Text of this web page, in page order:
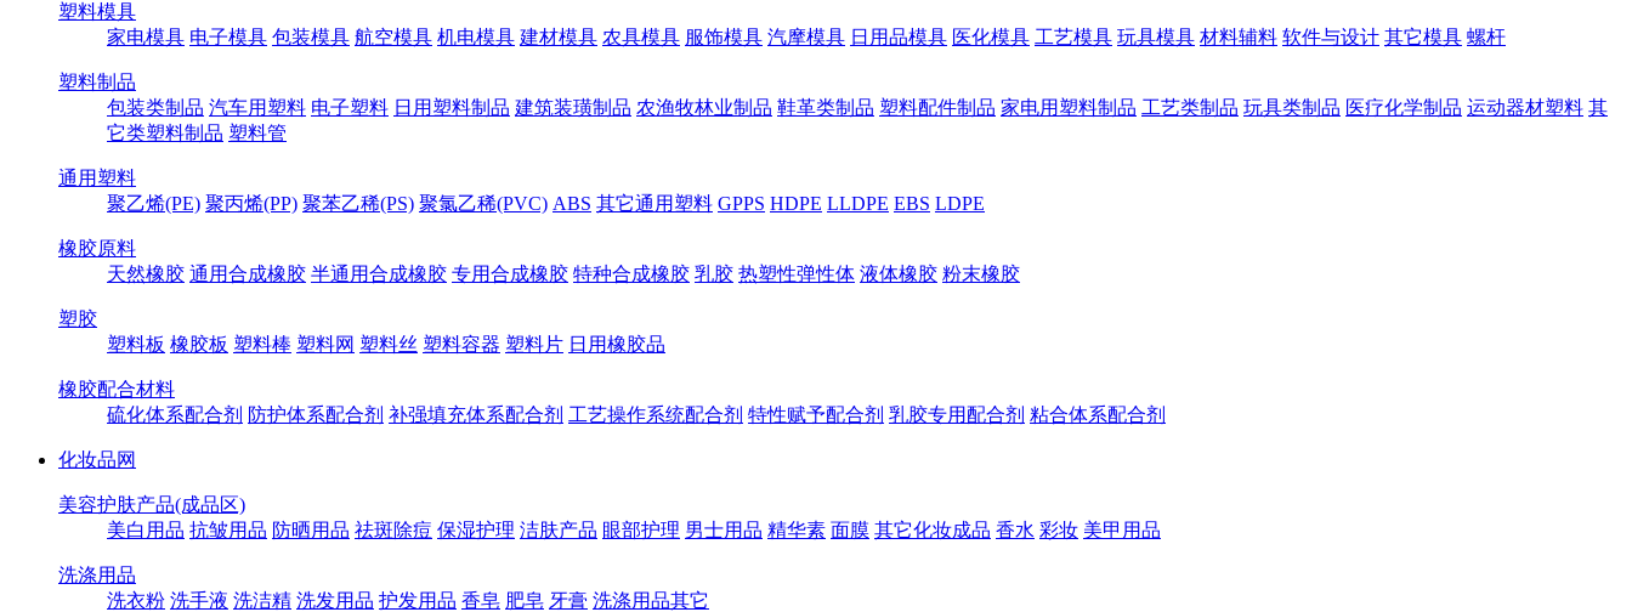
塑料模具
家电模具 电子模具 包装模具 航空模具 机电模具 建材模具 农具模具 服饰模具 汽摩模具 日用品模具 医化模具 工艺模具 玩具模具 材料辅料 软件与设计 其它模具 螺杆
塑料制品
包装类制品 汽车用塑料 电子塑料 日用塑料制品 建筑装璜制品 农渔牧林业制品 鞋革类制品 塑料配件制品 家电用塑料制品 工艺类制品 玩具类制品 医疗化学制品 运动器材塑料 其
它类塑料制品 塑料管
通用塑料
聚乙烯(PE) 聚丙烯(PP) 聚苯乙稀(PS) 聚氯乙稀(PVC) ABS 其它通用塑料 GPPS HDPE LLDPE EBS LDPE
橡胶原料
天然橡胶 通用合成橡胶 半通用合成橡胶 专用合成橡胶 特种合成橡胶 乳胶 热塑性弹性体 液体橡胶 粉末橡胶
塑胶
塑料板 橡胶板 塑料棒 塑料网 塑料丝 塑料容器 塑料片 日用橡胶品
橡胶配合材料
硫化体系配合剂 防护体系配合剂 补强填充体系配合剂 工艺操作系统配合剂 特性赋予配合剂 乳胶专用配合剂 粘合体系配合剂
化妆品网
美容护肤产品(成品区)
美白用品 抗皱用品 防晒用品 祛斑除痘 保湿护理 洁肤产品 眼部护理 男士用品 精华素 面膜 其它化妆成品 香水 彩妆 美甲用品
洗涤用品
洗衣粉 洗手液 洗洁精 洗发用品 护发用品 香皂 肥皂 牙膏 洗涤用品其它